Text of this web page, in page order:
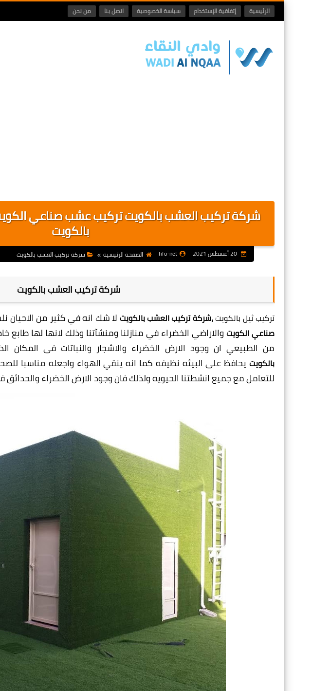
الرئيسية إتفاقية الإستخدام سياسة الخصوصية اتصل بنا من نحن
شركة تركيب العشب بالكويت تركيب عشب صناعي
بالكويت
fifo-net الصفحة الرئيسية شركة تركيب العشب بالكويت
شركة تركيب العشب بالكويت
تركيب ثيل بالكويت،شركة تركيب العشب بالكويت لا شك انه في كثير من الاحيان
صناعي الكويتوالاراضي الخضراء في منازلنا ومنشآتنا وذلك لانها لها
من الطبيعي ان وجود الارض الخضراء والاشجار والنباتات فى المكان
بالكويت يحافظ على البيئه نظيفه كما انه ينقي الهواء واجعله مناسبا
للتعامل مع جميع انشطتنا الحيويه ولذلك فان وجود الارض الخضراء